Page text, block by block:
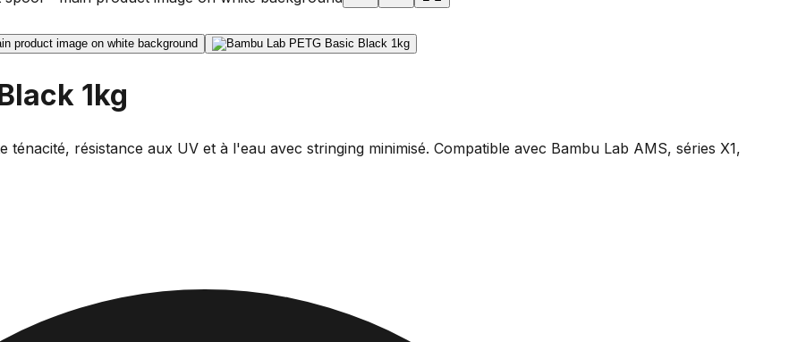
1kg
ténacité, résistance aux UV et à l'eau avec stringing minimisé. Compatible avec Bambu Lab AMS, séries X1,